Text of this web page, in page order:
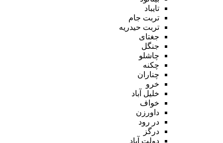
تایباد
تربت جام
تربت حیدریه
جغتای
جنگل
چاشلو
چکنه
چناران
خرو
خلیل آباد
خواف
داورزن
در رود
درگز
دولت آباد